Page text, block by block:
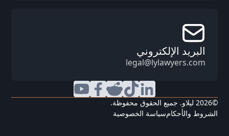
البريد الإلكتروني
legal@lylawyers.com
©
2026 ليلاو. جميع الحقوق محفوظة.
الشروط والأحكامسياسة الخصوصية